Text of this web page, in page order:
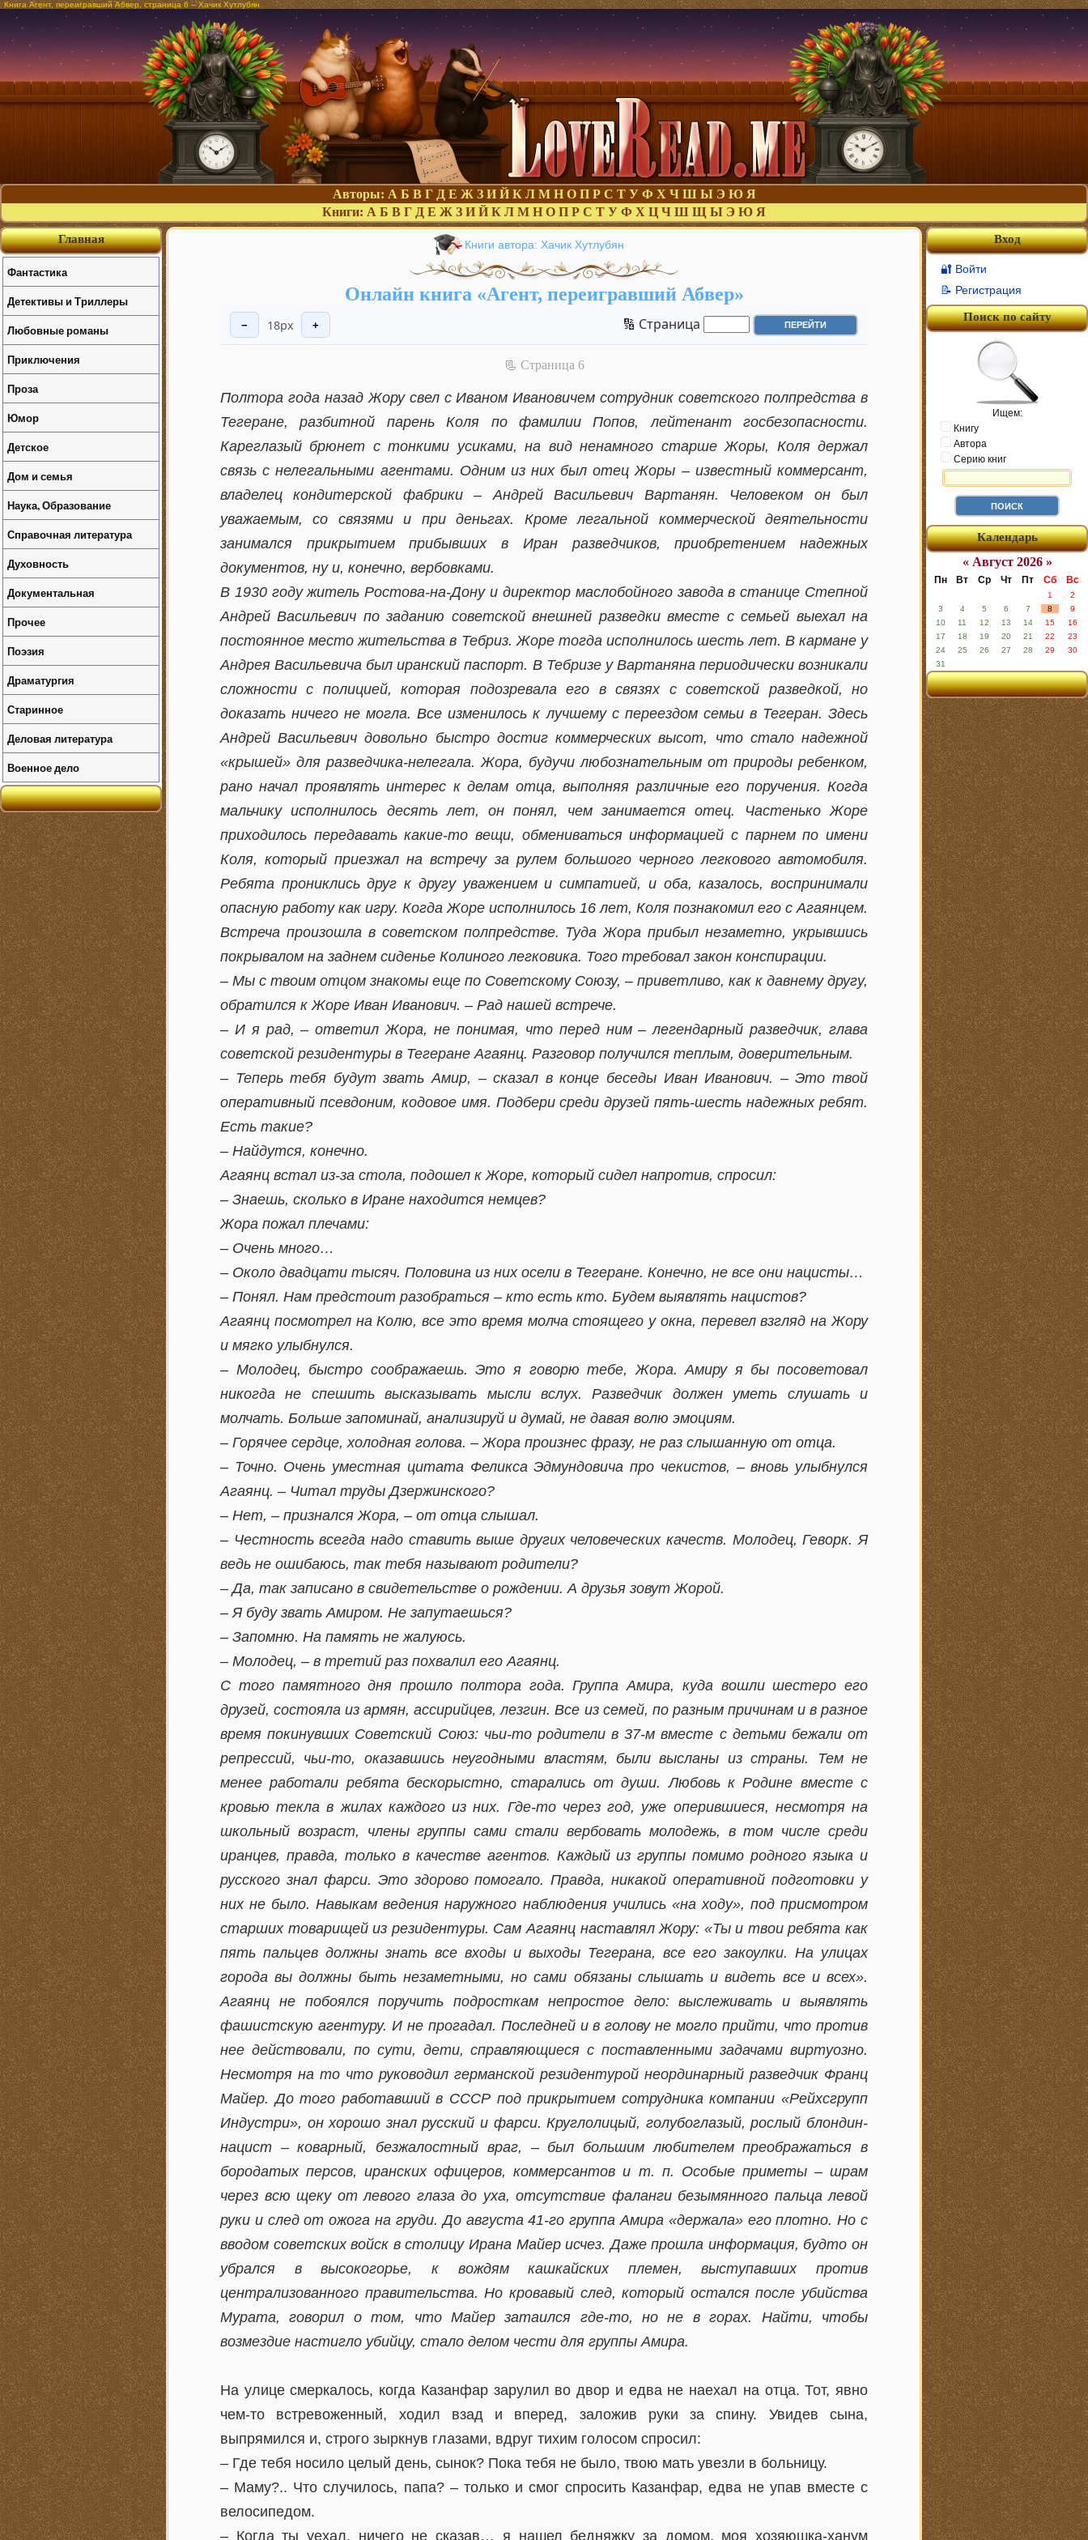
Книга Агент, переигравший Абвер, страница 6 – Хачик Хутлубян
Авторы: А Б В Г Д Е Ж З И Й К Л М Н О П Р С Т У Ф Х Ч Ш Ы Э Ю Я
Книги: А Б В Г Д Е Ж З И Й К Л М Н О П Р С Т У Ф Х Ц Ч Ш Щ Ы Э Ю Я
Книги автора: Хачик Хутлубян
Онлайн книга «Агент, переигравший Абвер»
− 18px + 🔢 Страница
📃 Cтраница 6
Полтора года назад Жору свел с Иваном Ивановичем сотрудник советского полпредства в
Тегеране, разбитной парень Коля по фамилии Попов, лейтенант госбезопасности.
Кареглазый брюнет с тонкими усиками, на вид ненамного старше Жоры, Коля держал
связь с нелегальными агентами. Одним из них был отец Жоры – известный коммерсант,
владелец кондитерской фабрики – Андрей Васильевич Вартанян. Человеком он был
уважаемым, со связями и при деньгах. Кроме легальной коммерческой деятельности
занимался прикрытием прибывших в Иран разведчиков, приобретением надежных
документов, ну и, конечно, вербовками.
В 1930 году житель Ростова-на-Дону и директор маслобойного завода в станице Степной
Андрей Васильевич по заданию советской внешней разведки вместе с семьей выехал на
постоянное место жительства в Тебриз. Жоре тогда исполнилось шесть лет. В кармане у
Андрея Васильевича был иранский паспорт. В Тебризе у Вартаняна периодически возникали
сложности с полицией, которая подозревала его в связях с советской разведкой, но
доказать ничего не могла. Все изменилось к лучшему с переездом семьи в Тегеран. Здесь
Андрей Васильевич довольно быстро достиг коммерческих высот, что стало надежной
«крышей» для разведчика-нелегала. Жора, будучи любознательным от природы ребенком,
рано начал проявлять интерес к делам отца, выполняя различные его поручения. Когда
мальчику исполнилось десять лет, он понял, чем занимается отец. Частенько Жоре
приходилось передавать какие-то вещи, обмениваться информацией с парнем по имени
Коля, который приезжал на встречу за рулем большого черного легкового автомобиля.
Ребята прониклись друг к другу уважением и симпатией, и оба, казалось, воспринимали
опасную работу как игру. Когда Жоре исполнилось 16 лет, Коля познакомил его с Агаянцем.
Встреча произошла в советском полпредстве. Туда Жора прибыл незаметно, укрывшись
покрывалом на заднем сиденье Колиного легковика. Того требовал закон конспирации.
– Мы с твоим отцом знакомы еще по Советскому Союзу, – приветливо, как к давнему другу,
обратился к Жоре Иван Иванович. – Рад нашей встрече.
– И я рад, – ответил Жора, не понимая, что перед ним – легендарный разведчик, глава
советской резидентуры в Тегеране Агаянц. Разговор получился теплым, доверительным.
– Теперь тебя будут звать Амир, – сказал в конце беседы Иван Иванович. – Это твой
оперативный псевдоним, кодовое имя. Подбери среди друзей пять-шесть надежных ребят.
Есть такие?
– Найдутся, конечно.
Агаянц встал из-за стола, подошел к Жоре, который сидел напротив, спросил:
– Знаешь, сколько в Иране находится немцев?
Жора пожал плечами:
– Очень много…
– Около двадцати тысяч. Половина из них осели в Тегеране. Конечно, не все они нацисты…
– Понял. Нам предстоит разобраться – кто есть кто. Будем выявлять нацистов?
Агаянц посмотрел на Колю, все это время молча стоящего у окна, перевел взгляд на Жору
и мягко улыбнулся.
– Молодец, быстро соображаешь. Это я говорю тебе, Жора. Амиру я бы посоветовал
никогда не спешить высказывать мысли вслух. Разведчик должен уметь слушать и
молчать. Больше запоминай, анализируй и думай, не давая волю эмоциям.
– Горячее сердце, холодная голова. – Жора произнес фразу, не раз слышанную от отца.
– Точно. Очень уместная цитата Феликса Эдмундовича про чекистов, – вновь улыбнулся
Агаянц. – Читал труды Дзержинского?
– Нет, – признался Жора, – от отца слышал.
– Честность всегда надо ставить выше других человеческих качеств. Молодец, Геворк. Я
ведь не ошибаюсь, так тебя называют родители?
– Да, так записано в свидетельстве о рождении. А друзья зовут Жорой.
– Я буду звать Амиром. Не запутаешься?
– Запомню. На память не жалуюсь.
– Молодец, – в третий раз похвалил его Агаянц.
С того памятного дня прошло полтора года. Группа Амира, куда вошли шестеро его
друзей, состояла из армян, ассирийцев, лезгин. Все из семей, по разным причинам и в разное
время покинувших Советский Союз: чьи-то родители в 37-м вместе с детьми бежали от
репрессий, чьи-то, оказавшись неугодными властям, были высланы из страны. Тем не
менее работали ребята бескорыстно, старались от души. Любовь к Родине вместе с
кровью текла в жилах каждого из них. Где-то через год, уже оперившиеся, несмотря на
школьный возраст, члены группы сами стали вербовать молодежь, в том числе среди
иранцев, правда, только в качестве агентов. Каждый из группы помимо родного языка и
русского знал фарси. Это здорово помогало. Правда, никакой оперативной подготовки у
них не было. Навыкам ведения наружного наблюдения учились «на ходу», под присмотром
старших товарищей из резидентуры. Сам Агаянц наставлял Жору: «Ты и твои ребята как
пять пальцев должны знать все входы и выходы Тегерана, все его закоулки. На улицах
города вы должны быть незаметными, но сами обязаны слышать и видеть все и всех».
Агаянц не побоялся поручить подросткам непростое дело: выслеживать и выявлять
фашистскую агентуру. И не прогадал. Последней и в голову не могло прийти, что против
нее действовали, по сути, дети, справляющиеся с поставленными задачами виртуозно.
Несмотря на то что руководил германской резидентурой неординарный разведчик Франц
Майер. До того работавший в СССР под прикрытием сотрудника компании «Рейхсгрупп
Индустри», он хорошо знал русский и фарси. Круглолицый, голубоглазый, рослый блондин-
нацист – коварный, безжалостный враг, – был большим любителем преображаться в
бородатых персов, иранских офицеров, коммерсантов и т. п. Особые приметы – шрам
через всю щеку от левого глаза до уха, отсутствие фаланги безымянного пальца левой
руки и след от ожога на груди. До августа 41-го группа Амира «держала» его плотно. Но с
вводом советских войск в столицу Ирана Майер исчез. Даже прошла информация, будто он
убрался в высокогорье, к вождям кашкайских племен, выступавших против
централизованного правительства. Но кровавый след, который остался после убийства
Мурата, говорил о том, что Майер затаился где-то, но не в горах. Найти, чтобы
возмездие настигло убийцу, стало делом чести для группы Амира.
На улице смеркалось, когда Казанфар зарулил во двор и едва не наехал на отца. Тот, явно
чем-то встревоженный, ходил взад и вперед, заложив руки за спину. Увидев сына,
выпрямился и, строго зыркнув глазами, вдруг тихим голосом спросил:
– Где тебя носило целый день, сынок? Пока тебя не было, твою мать увезли в больницу.
– Маму?.. Что случилось, папа? – только и смог спросить Казанфар, едва не упав вместе с
велосипедом.
– Когда ты уехал, ничего не сказав… я нашел бедняжку за домом, моя хозяюшка-ханум
Вход
🔐 Войти
📝 Регистрация
Поиск по сайту
Ищем:
Книгу
Автора
Серию книг
Календарь
« Август 2026 »
Пн Вт Ср Чт Пт Сб Вс
1
2
3
4 5 6 7 8
9
10
11 12 13 14 15
16
17
18 19 20 21 22
23
24
25 26 27 28 29
30
31
Главная
Фантастика
Детективы и Триллеры
Любовные романы
Приключения
Проза
Юмор
Детское
Дом и семья
Наука, Образование
Справочная литература
Духовность
Документальная
Прочее
Поэзия
Драматургия
Старинное
Деловая литература
Военное дело